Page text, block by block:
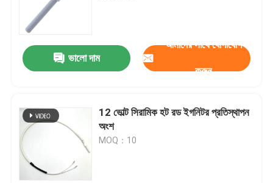
পোর্টেবল ওজোন মেশিন
উচ্চ ভোল্টেজ প্রতিরোধক
ভালো দাম
আমাদের সাথে যোগাযোগ
করুন
12 ভোল্ট সিরামিক হট রড ইগনিটর প্রতিস্থাপন
অংশ
MOQ：10